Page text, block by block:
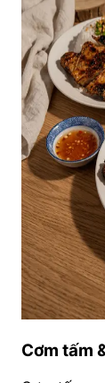
Cơm tấm